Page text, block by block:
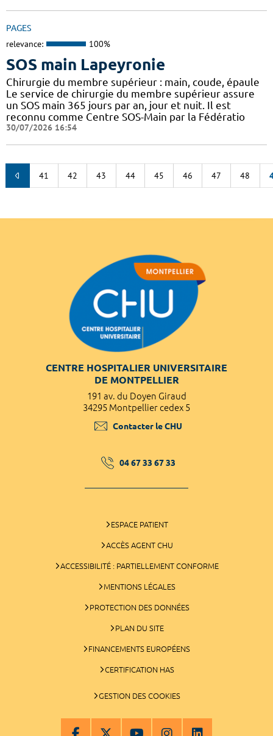
PAGES
relevance: 100%
SOS main Lapeyronie
Chirurgie du membre supérieur : main, coude, épaule
Le service de chirurgie du membre supérieur assure
un SOS main 365 jours par an, jour et nuit. Il est
reconnu comme Centre SOS-Main par la Fédératio
30/07/2026 16:54
41 42 43 44 45 46 47 48
CENTRE HOSPITALIER UNIVERSITAIRE
DE MONTPELLIER
191 av. du Doyen Giraud
34295 Montpellier cedex 5
Contacter le CHU
04 67 33 67 33
ESPACE PATIENT
ACCÈS AGENT CHU
ACCESSIBILITÉ : PARTIELLEMENT CONFORME
MENTIONS LÉGALES
PROTECTION DES DONNÉES
PLAN DU SITE
FINANCEMENTS EUROPÉENS
CERTIFICATION HAS
GESTION DES COOKIES